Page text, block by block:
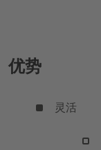
优势
灵活